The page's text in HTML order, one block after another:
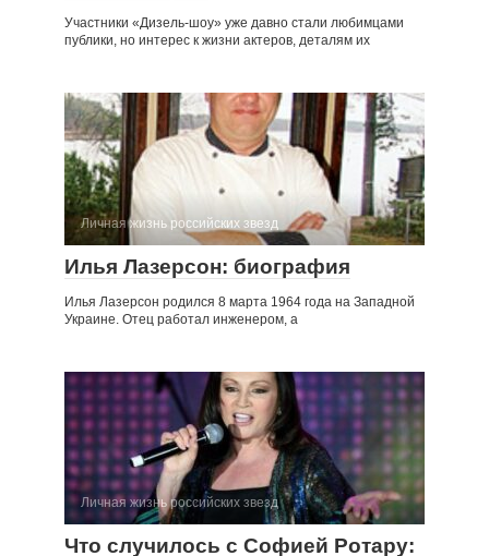
Участники «Дизель-шоу» уже давно стали любимцами
публики, но интерес к жизни актеров, деталям их
Личная жизнь российских звезд
Илья Лазерсон: биография
Илья Лазерсон родился 8 марта 1964 года на Западной
Украине. Отец работал инженером, а
Личная жизнь российских звезд
Что случилось с Софией Ротару: